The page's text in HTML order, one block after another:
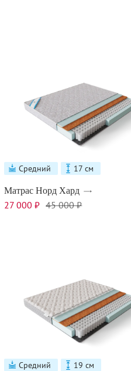
Средний 17 см
Матрас Норд Хард
27 000 ₽ 45 000 ₽
Средний 19 см